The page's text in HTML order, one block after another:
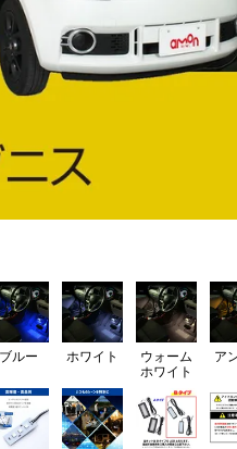
ブルー ホワイト
ウォーム
ホワイト
ア